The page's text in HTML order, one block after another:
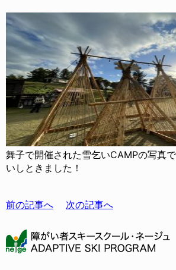
舞子で開催された雪乞いCAMPの写真
いしときました！
前の記事へ 次の記事へ